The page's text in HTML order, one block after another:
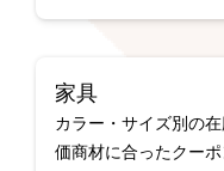
家具
カラー・サイズ別の
価商材に合ったクー